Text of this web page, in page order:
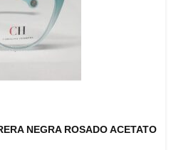
NEGRA ROSADO ACETATO